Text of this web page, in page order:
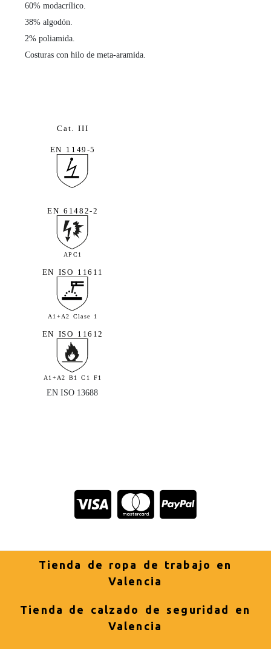
60% modacrílico.
38% algodón.
2% poliamida.
Costuras con hilo de meta-aramida.
Cat. III
EN 1149-5
EN 61482-2
APC1
EN ISO 11611
A1+A2 Clase 1
EN ISO 11612
A1+A2 B1 C1 F1
EN ISO 13688
Tienda de ropa de trabajo en
Valencia
Tienda de calzado de seguridad en
Valencia